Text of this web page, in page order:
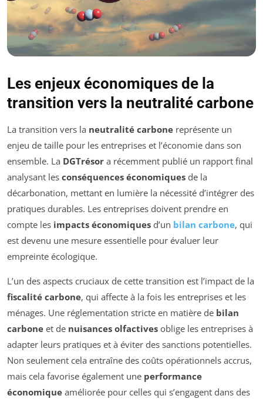
Les enjeux économiques de la
transition vers la neutralité carbone
La transition vers la neutralité carbone représente un
enjeu de taille pour les entreprises et l’économie dans son
ensemble. La DGTrésor a récemment publié un rapport final
analysant les conséquences économiques de la
décarbonation, mettant en lumière la nécessité d’intégrer des
pratiques durables. Les entreprises doivent prendre en
compte les impacts économiques d’un bilan carbone, qui
est devenu une mesure essentielle pour évaluer leur
empreinte écologique.
L’un des aspects cruciaux de cette transition est l’impact de la
fiscalité carbone, qui affecte à la fois les entreprises et les
ménages. Une réglementation stricte en matière de bilan
carbone et de nuisances olfactives oblige les entreprises à
adapter leurs pratiques et à éviter des sanctions potentielles.
Non seulement cela entraîne des coûts opérationnels accrus,
mais cela favorise également une performance
économique améliorée pour celles qui s’engagent dans des